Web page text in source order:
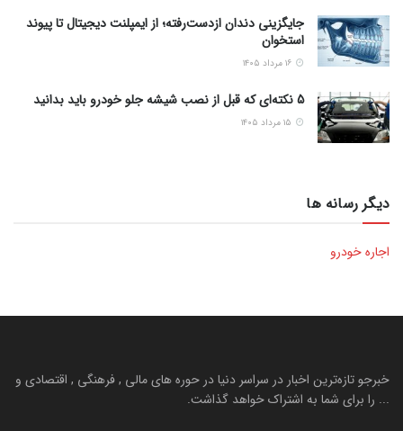
جایگزینی دندان ازدست‌رفته؛ از ایمپلنت دیجیتال تا پیوند
استخوان
5 نکته‌ای که قبل از نصب شیشه جلو خودرو باید بدانید
دیگر رسانه ها
اجاره خودرو
خبرجو تازه‌ترین اخبار در سراسر دنیا در حوره های مالی , فرهنگی , اقتصادی و
... را برای شما به اشتراک خواهد گذاشت.